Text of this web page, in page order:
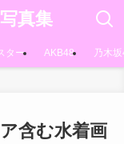
真集
ター AKB48 乃木
含む水着画